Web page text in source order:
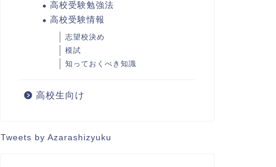
高校受験勉強法
高校受験情報
志望校決め
模試
知っておくべき知識
高校生向け
Tweets by Azarashizyuku